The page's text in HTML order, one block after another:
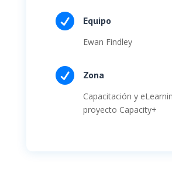
 Equipo
Ewan Findley
 Zona
Capacitación y
proyecto Capacity+